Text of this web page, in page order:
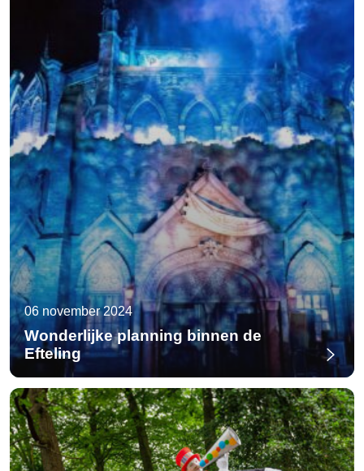
06 november 2024
Wonderlijke planning binnen de
Efteling